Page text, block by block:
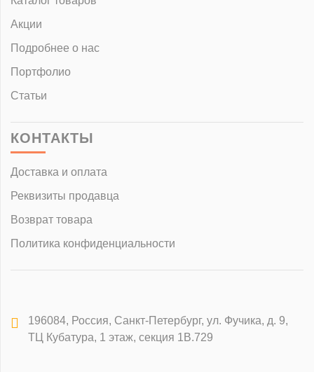
Акции
Подробнее о нас
Портфолио
Статьи
КОНТАКТЫ
Доставка и оплата
Реквизиты продавца
Возврат товара
Политика конфиденциальности
196084, Россия, Санкт-Петербург, ул. Фучика, д. 9,
ТЦ Кубатура, 1 этаж, секция 1В.729